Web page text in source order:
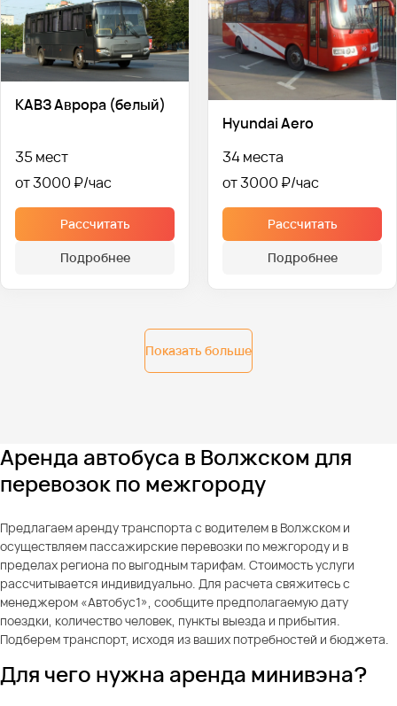
КАВЗ Аврора (белый)
35 мест
от 3000 ₽
Рассчитать
Подробнее
Hyundai Aero
34 места
от 3000 ₽
Рассчитать
Подробнее
Показать больше
Аренда автобуса в Волжском для
перевозок по межгороду
Предлагаем аренду транспорта с водителем в Волжском и
осуществляем пассажирские перевозки по межгороду и в
пределах региона по выгодным тарифам. Стоимость услуги
рассчитывается индивидуально. Для расчета свяжитесь с
менеджером «Автобус1», сообщите предполагаемую дату
поездки, количество человек, пункты выезда и прибытия.
Подберем транспорт, исходя из ваших потребностей и бюджета.
Для чего нужна аренда минивэна?